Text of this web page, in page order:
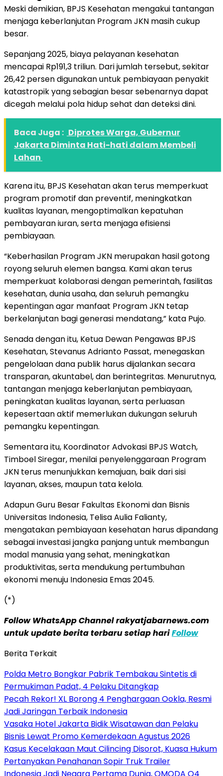
Meski demikian, BPJS Kesehatan mengakui tantangan
menjaga keberlanjutan Program JKN masih cukup
besar.
Sepanjang 2025, biaya pelayanan kesehatan
mencapai Rp191,3 triliun. Dari jumlah tersebut, sekitar
26,42 persen digunakan untuk pembiayaan penyakit
katastropik yang sebagian besar sebenarnya dapat
dicegah melalui pola hidup sehat dan deteksi dini.
Baca Juga : Diprotes Warga, Gubernur
Jakarta Diminta Hati-hati dalam Membeli
Lahan
Karena itu, BPJS Kesehatan akan terus memperkuat
program promotif dan preventif, meningkatkan
kualitas layanan, mengoptimalkan kepatuhan
pembayaran iuran, serta menjaga efisiensi
pembiayaan.
“Keberhasilan Program JKN merupakan hasil gotong
royong seluruh elemen bangsa. Kami akan terus
memperkuat kolaborasi dengan pemerintah, fasilitas
kesehatan, dunia usaha, dan seluruh pemangku
kepentingan agar manfaat Program JKN tetap
berkelanjutan bagi generasi mendatang,” kata Pujo.
Senada dengan itu, Ketua Dewan Pengawas BPJS
Kesehatan, Stevanus Adrianto Passat, menegaskan
pengelolaan dana publik harus dijalankan secara
transparan, akuntabel, dan berintegritas. Menurutnya,
tantangan menjaga keberlanjutan pembiayaan,
peningkatan kualitas layanan, serta perluasan
kepesertaan aktif memerlukan dukungan seluruh
pemangku kepentingan.
Sementara itu, Koordinator Advokasi BPJS Watch,
Timboel Siregar, menilai penyelenggaraan Program
JKN terus menunjukkan kemajuan, baik dari sisi
layanan, akses, maupun tata kelola.
Adapun Guru Besar Fakultas Ekonomi dan Bisnis
Universitas Indonesia, Telisa Aulia Falianty,
mengatakan pembiayaan kesehatan harus dipandang
sebagai investasi jangka panjang untuk membangun
modal manusia yang sehat, meningkatkan
produktivitas, serta mendukung pertumbuhan
ekonomi menuju Indonesia Emas 2045.
(*)
Follow WhatsApp Channel rakyatjabarnews.com
untuk update berita terbaru setiap hariFollow
Berita Terkait
Polda Metro Bongkar Pabrik Tembakau Sintetis di
Permukiman Padat, 4 Pelaku Ditangkap
Pecah Rekor! XL Borong 4 Penghargaan Ookla, Resmi
Jadi Jaringan Terbaik Indonesia
Vasaka Hotel Jakarta Bidik Wisatawan dan Pelaku
Bisnis Lewat Promo Kemerdekaan Agustus 2026
Kasus Kecelakaan Maut Cilincing Disorot, Kuasa Hukum
Pertanyakan Penahanan Sopir Truk Trailer
Indonesia Jadi Negara Pertama Dunia, OMODA O4